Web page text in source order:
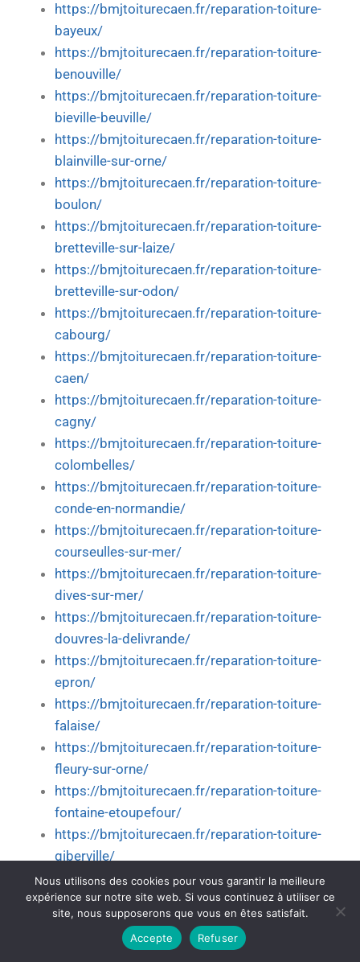
https://bmjtoiturecaen.fr/reparation-toiture-
bayeux/
https://bmjtoiturecaen.fr/reparation-toiture-
benouville/
https://bmjtoiturecaen.fr/reparation-toiture-
bieville-beuville/
https://bmjtoiturecaen.fr/reparation-toiture-
blainville-sur-orne/
https://bmjtoiturecaen.fr/reparation-toiture-
boulon/
https://bmjtoiturecaen.fr/reparation-toiture-
bretteville-sur-laize/
https://bmjtoiturecaen.fr/reparation-toiture-
bretteville-sur-odon/
https://bmjtoiturecaen.fr/reparation-toiture-
cabourg/
https://bmjtoiturecaen.fr/reparation-toiture-
caen/
https://bmjtoiturecaen.fr/reparation-toiture-
cagny/
https://bmjtoiturecaen.fr/reparation-toiture-
colombelles/
https://bmjtoiturecaen.fr/reparation-toiture-
conde-en-normandie/
https://bmjtoiturecaen.fr/reparation-toiture-
courseulles-sur-mer/
https://bmjtoiturecaen.fr/reparation-toiture-
dives-sur-mer/
https://bmjtoiturecaen.fr/reparation-toiture-
douvres-la-delivrande/
https://bmjtoiturecaen.fr/reparation-toiture-
epron/
https://bmjtoiturecaen.fr/reparation-toiture-
falaise/
https://bmjtoiturecaen.fr/reparation-toiture-
fleury-sur-orne/
https://bmjtoiturecaen.fr/reparation-toiture-
fontaine-etoupefour/
https://bmjtoiturecaen.fr/reparation-toiture-
giberville/
https://bmjtoiturecaen.fr/reparation-toiture-
hermanville-sur-mer/
https://bmjtoiturecaen.fr/reparation-toiture-
herouville-saint-clair/
Nous utilisons des cookies pour vous garantir la meilleure
expérience sur notre site web. Si vous continuez à utiliser ce
site, nous supposerons que vous en êtes satisfait.
Accepte
Refuser